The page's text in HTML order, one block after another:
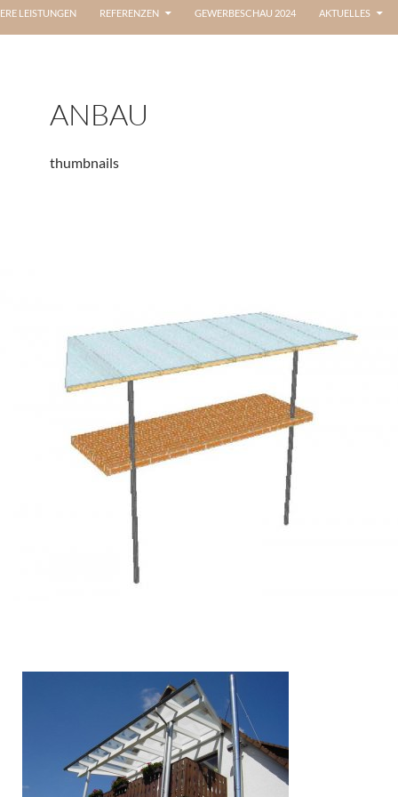
LEISTUNGEN REFERENZEN GEWERBESCHAU 2024 AKTUELLES
ANBAU
thumbnails